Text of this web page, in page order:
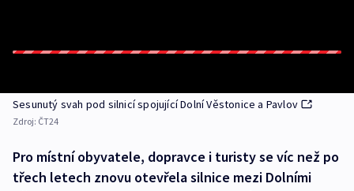
Sesunutý svah pod silnicí spojující Dolní Věstonice a Pavlov
Zdroj: ČT24
Pro místní obyvatele, dopravce i turisty se víc než po
třech letech znovu otevřela silnice mezi Dolními